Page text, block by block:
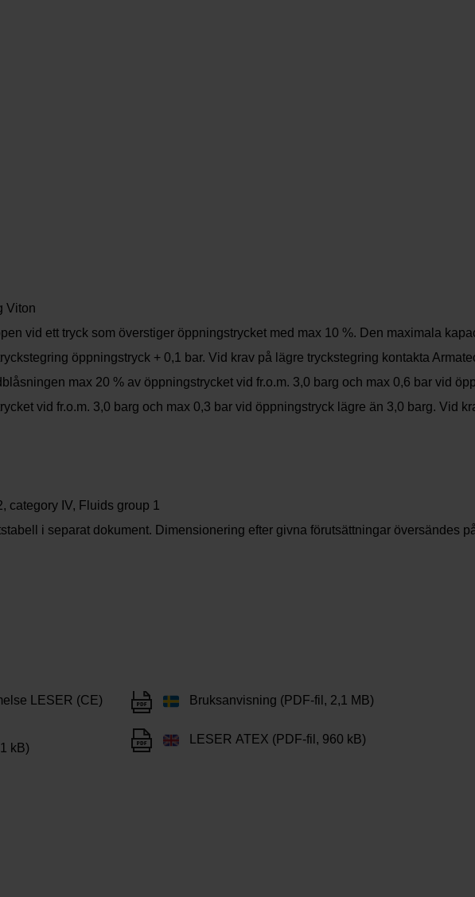
Viton
vid ett tryck som överstiger öppningstrycket med max 10 %. Den maximala
öppningstryck + 0,1 bar. Vid krav på lägre tryckstegring kontakta
max 20 % av öppningstrycket vid fr.o.m. 3,0 barg och max 0,6 bar vid
vid fr.o.m. 3,0 barg och max 0,3 bar vid öppningstryck lägre än 3,0 barg. Vid
category IV, Fluids group 1
i separat dokument. Dimensionering efter givna förutsättningar översändes
LESER (CE)
kB)
Bruksanvisning (PDF-fil, 2,1 MB)
LESER ATEX (PDF-fil, 960 kB)